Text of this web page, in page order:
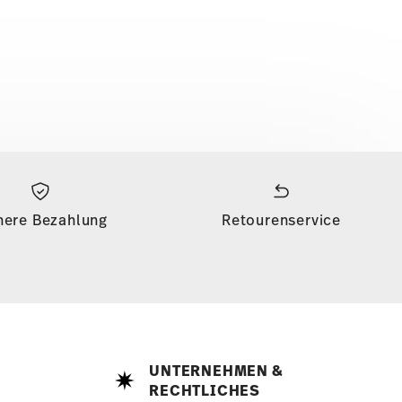
Bezahlung Retourenservice
UNTERNEHMEN &
RECHTLICHES